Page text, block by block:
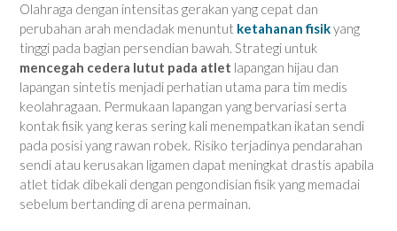
Olahraga dengan intensitas gerakan yang cepat dan
perubahan arah mendadak menuntut ketahanan fisikyang
tinggi pada bagian persendian bawah. Strategi untuk
mencegah cedera lutut pada atlet lapangan hijau dan
lapangan sintetis menjadi perhatian utama para tim medis
keolahragaan. Permukaan lapangan yang bervariasi serta
kontak fisik yang keras sering kali menempatkan ikatan sendi
pada posisi yang rawan robek. Risiko terjadinya pendarahan
sendi atau kerusakan ligamen dapat meningkat drastis apabila
atlet tidak dibekali dengan pengondisian fisik yang memadai
sebelum bertanding di arena permainan.